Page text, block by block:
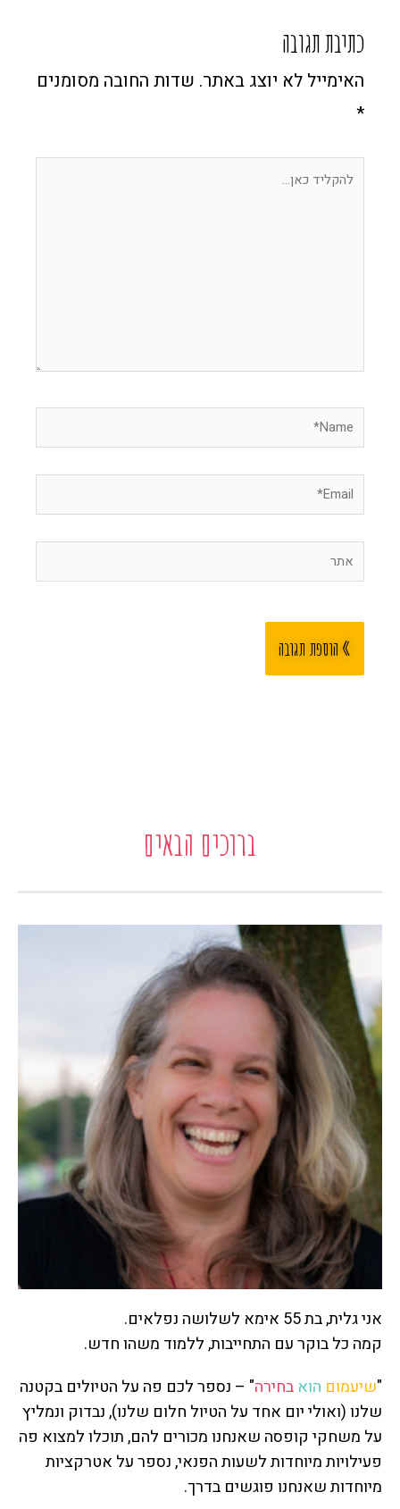
ברוכים הבאים
אני גלית, בת 55 אימא לשלושה נפלאים.
קמה כל בוקר עם התחייבות, ללמוד משהו חדש.
"שיעמום הוא בחירה" – נספר לכם פה על הטיולים בקטנה
שלנו (ואולי יום אחד על הטיול חלום שלנו), נבדוק ונמליץ
על משחקי קופסה שאנחנו מכורים להם, תוכלו למצוא פה
פעילויות מיוחדות לשעות הפנאי, נספר על אטרקציות
מיוחדות שאנחנו פוגשים בדרך.
כתיבת תגובה
האימייל לא יוצג באתר. שדות החובה מסומנים
*
להקליד
Name*
Email*
אתר